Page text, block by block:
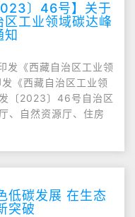
〕46号】关于
区工业领域碳达峰
发《西藏自治区工业领
《西藏自治区工业领
〔2023〕46号自治区
、自然资源厅、住房
低碳发展 在生态
突破